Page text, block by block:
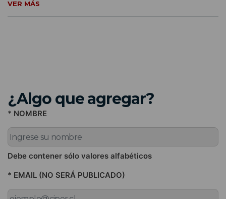
VER MÁS
¿Algo que agregar?
* NOMBRE
Debe contener sólo valores alfabéticos
* EMAIL (NO SERÁ PUBLICADO)